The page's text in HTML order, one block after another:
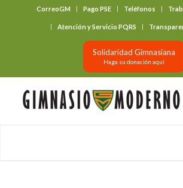
CorreoGM Pago PSE Teléfonos
Atención y Servicio PQRS
Solidaridad Gimnasiana
Haga su donación aquí